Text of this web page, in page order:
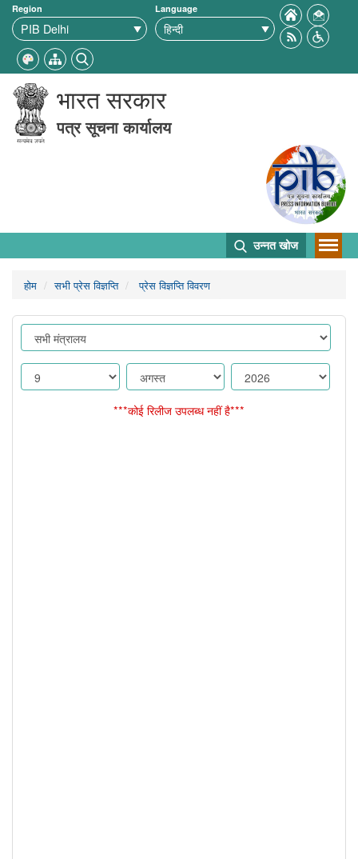
Region Language
भारत सरकार
पत्र सूचना कार्यालय
उन्नत खोज
होम सभी प्रेस विज्ञप्ति प्रेस विज्ञप्ति विवरण
***कोई रिलीज उपलब्ध नहीं है***